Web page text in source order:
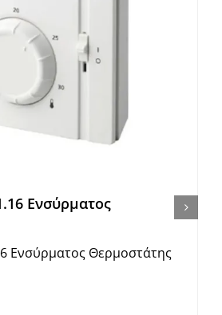
Ενσύρματος
Ενσύρματος Θερμοστάτης